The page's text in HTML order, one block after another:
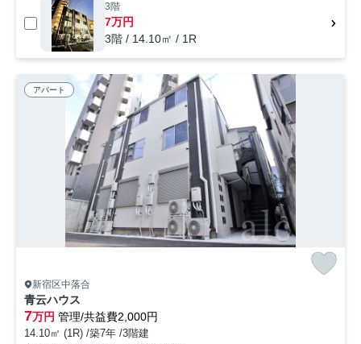
3階
7万円
3階 / 14.10㎡ / 1R
アパート
新宿区中落合
青云ハウス
7万円 管理/共益費2,000円
14.10㎡ (1R) /築7年 /3階建